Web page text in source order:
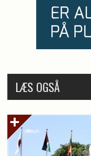
LÆS OGSÅ